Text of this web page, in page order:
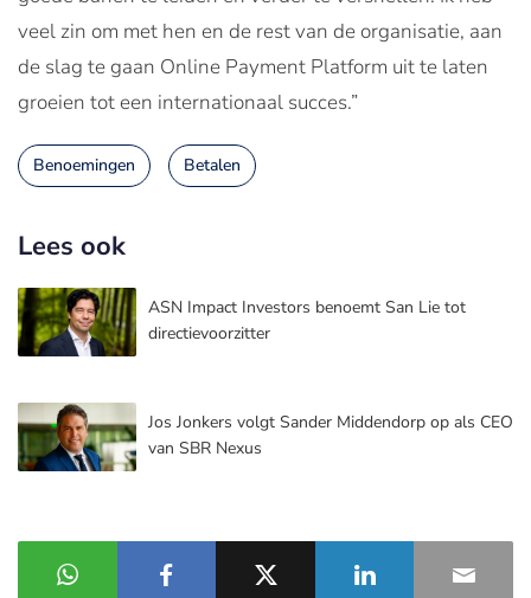
veel zin om met hen en de rest van de organisatie, aan
de slag te gaan Online Payment Platform uit te laten
groeien tot een internationaal succes.”
Benoemingen Betalen
Lees ook
ASN Impact Investors benoemt San Lie tot
directievoorzitter
Jos Jonkers volgt Sander Middendorp op als CEO
van SBR Nexus